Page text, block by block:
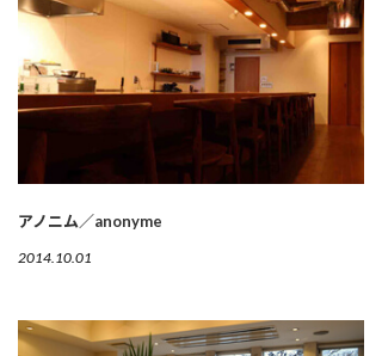
アノニム／anonyme
2014.10.01